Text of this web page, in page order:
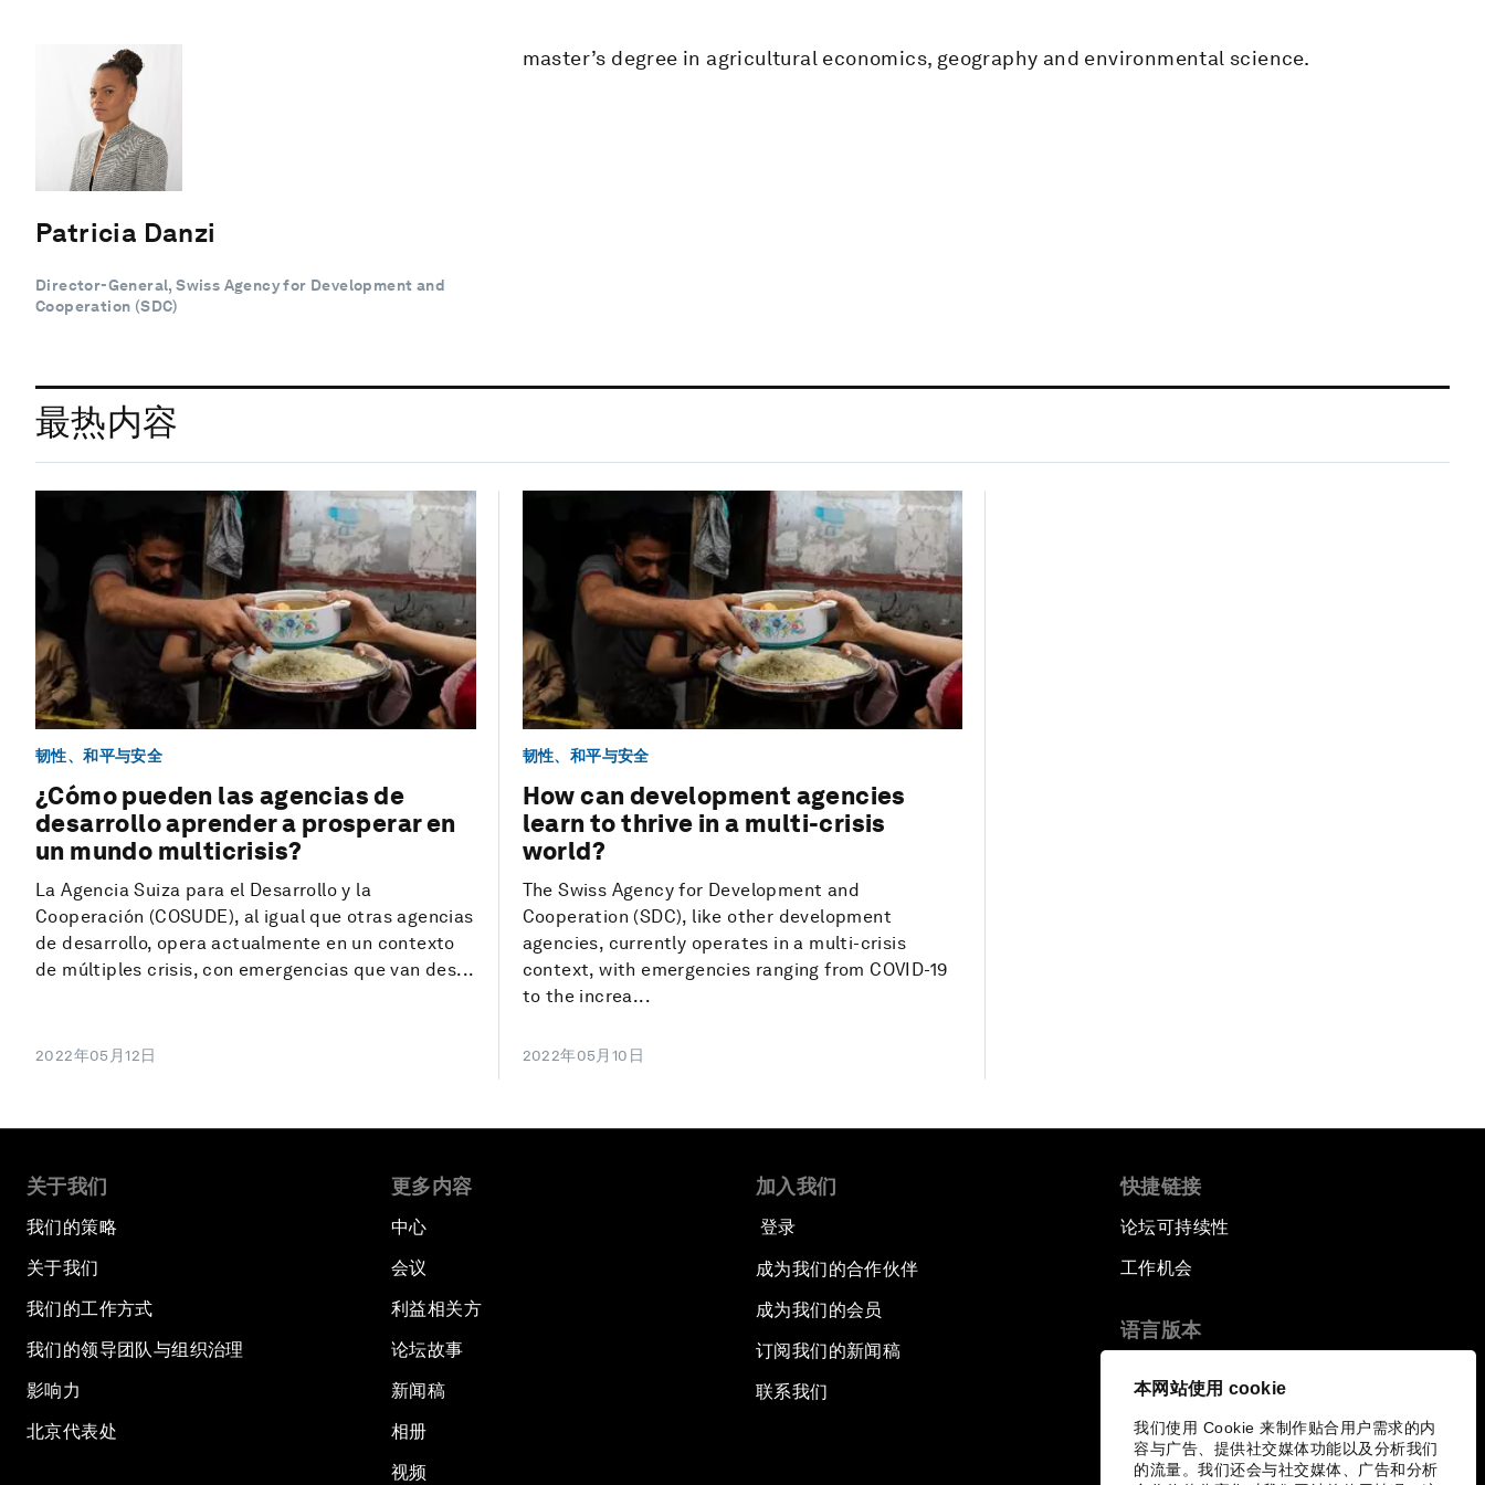
本网站使用 cookie
我们使用 Cookie 来制作贴合用户需求的内
容与广告、提供社交媒体功能以及分析我们
的流量。我们还会与社交媒体、广告和分析
Patricia Danzi
Director-General, Swiss Agency for Development and
Cooperation (SDC)
master’s degree in agricultural economics, geography and environmental science.
最热内容
韧性、和平与安全
¿Cómo pueden las agencias de
desarrollo aprender a prosperar en
un mundo multicrisis?
La Agencia Suiza para el Desarrollo y la
Cooperación (COSUDE), al igual que otras agencias
de desarrollo, opera actualmente en un contexto
de múltiples crisis, con emergencias que van des...
2022年05月12日
韧性、和平与安全
How can development agencies
learn to thrive in a multi-crisis
world?
The Swiss Agency for Development and
Cooperation (SDC), like other development
agencies, currently operates in a multi-crisis
context, with emergencies ranging from COVID-19
to the increa...
2022年05月10日
关于我们
我们的策略
关于我们
我们的工作方式
我们的领导团队与组织治理
影响力
北京代表处
更多内容
中心
会议
利益相关方
论坛故事
新闻稿
相册
视频
加入我们
登录
成为我们的合作伙伴
成为我们的会员
订阅我们的新闻稿
联系我们
快捷链接
论坛可持续性
工作机会
语言版本